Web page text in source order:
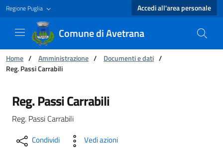
Regione Puglia Accedi all'area personale
Comune di Avetrana
Ti trovi in:
Home / Amministrazione / Documenti e dati /
Reg. Passi Carrabili
Reg. Passi Carrabili - Comune di Avetrana
Reg. Passi Carrabili
Reg. Passi Carrabili
Condividi Vedi azioni